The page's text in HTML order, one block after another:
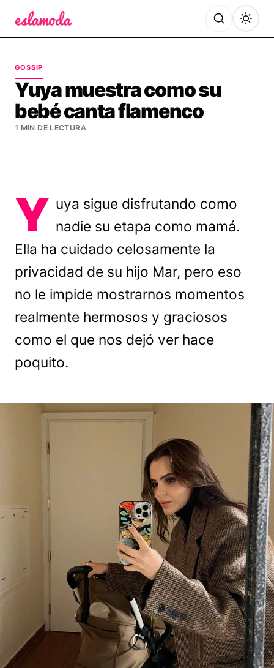
GOSSIP
Yuya muestra como su
bebé canta flamenco
1 MIN DE LECTURA
Y uya sigue disfrutando como
nadie su etapa como mamá.
Ella ha cuidado celosamente la
privacidad de su hijo Mar, pero eso
no le impide mostrarnos momentos
realmente hermosos y graciosos
como el que nos dejó ver hace
poquito.